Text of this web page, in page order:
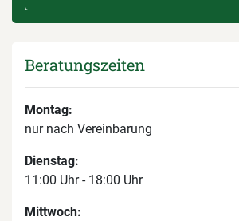
Beratungszeiten
Montag:
nur nach Vereinbarung
Dienstag:
11:00 Uhr - 18:00 Uhr
Mittwoch: